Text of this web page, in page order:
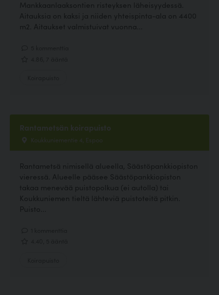
Mankkaanlaaksontien risteyksen läheisyydessä.
Aitauksia on kaksi ja niiden yhteispinta-ala on 4400
m2. Aitaukset valmistuivat vuonna...
Rantametsän koirapuisto
Koukkuniementie 4, Espoo
Rantametsä nimisellä alueella, Säästöpankkiopiston
vieressä. Alueelle pääsee Säästöpankkiopiston
takaa menevää puistopolkua (ei autolla) tai
Koukkuniemen tieltä lähteviä puistoteitä pitkin.
Puisto...